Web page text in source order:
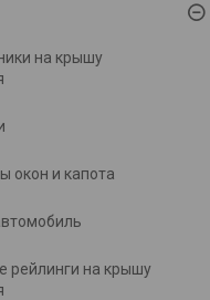
на крышу
окон и капота
рейлинги на крышу